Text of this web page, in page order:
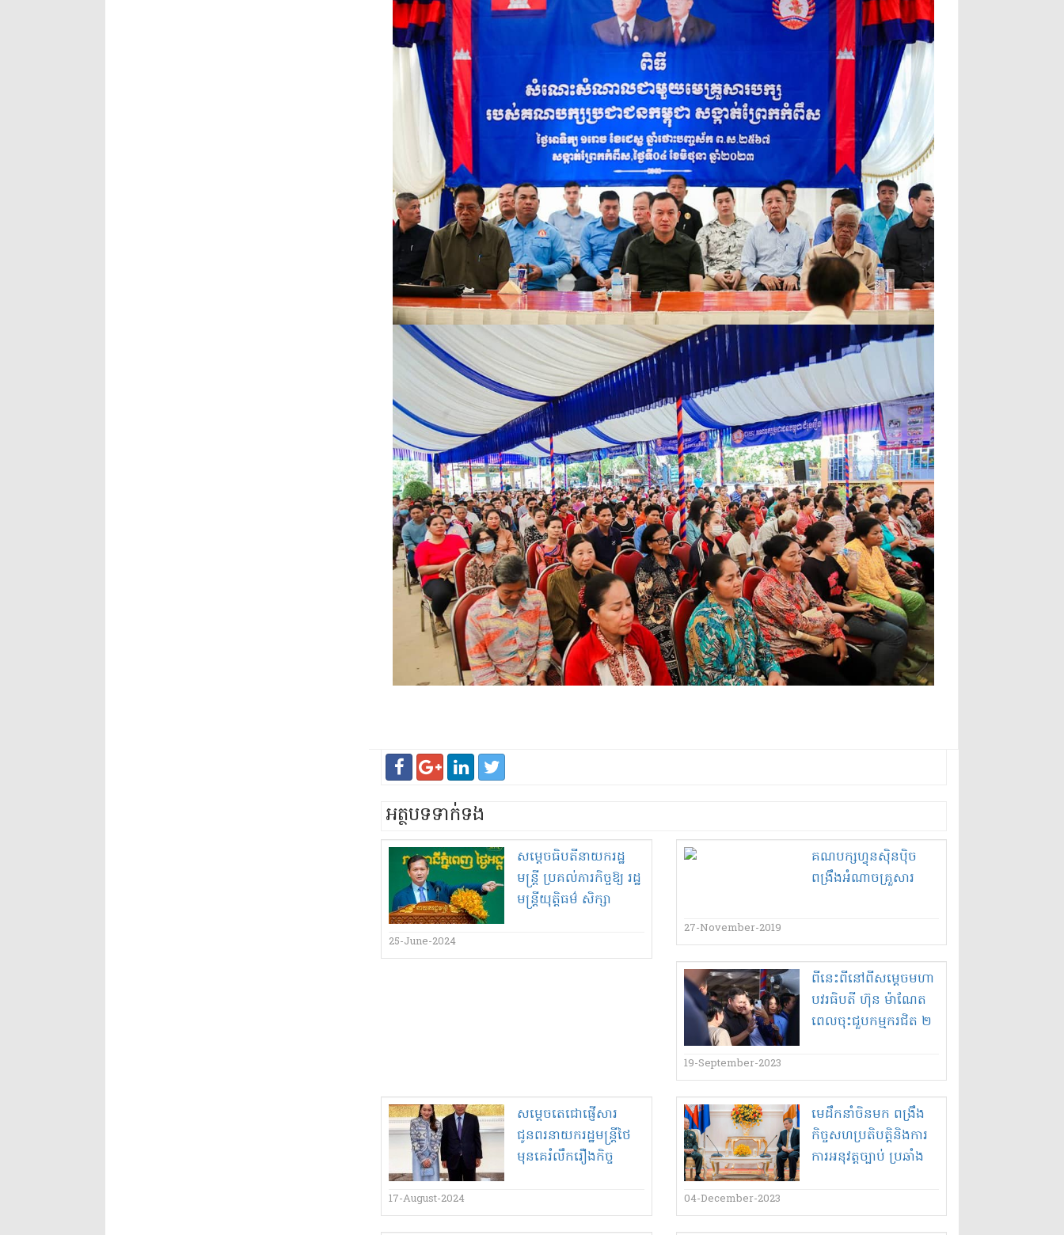
អត្ថបទទាក់ទង
សម្តេច​ធិបតី​នាយករដ្ឋ
មន្ត្រី ប្រគល់​ភារកិច្ច​ឱ្យ រដ្ឋ
មន្ត្រី​យុត្តិធម៌ សិក្សា​
ទណ្ឌ ទាក់ទង​នឹង​ឃាតកម្ម​
25-June-2024
គណបក្ស​ហ្វុនស៊ិនប៉ិច​
ពង្រឹង​អំណាច​គ្រួសារ​
27-November-2019
ពីនេះ​ពី​នៅ​ពីស​ម្តេច​មហា​
បវរ​ធិបតី ហ៊ុន ម៉ា​ណែ​ត
ពេល​ចុះ​ជួប​កម្មករ​ជិត ២​
19-September-2023
សម្តេច​តេ​ជោ​ផ្ញើ​សារ​
ជូនពរ​នាយករដ្ឋមន្ត្រី​ថៃ​
មុនគេ​រំលឹក​រឿង​កិច្ច
17-August-2024
មេដឹកនាំ​ចិន​មក ពង្រឹង​
កិច្ច​សហប្រតិបត្តិ​និង​ការ​
ការអនុវត្ត​ច្បាប់ ប្រឆាំង​
ប្រព័ន្ធ​អ៊ីនធឺណិត​នៅ​ស្រុក​
04-December-2023